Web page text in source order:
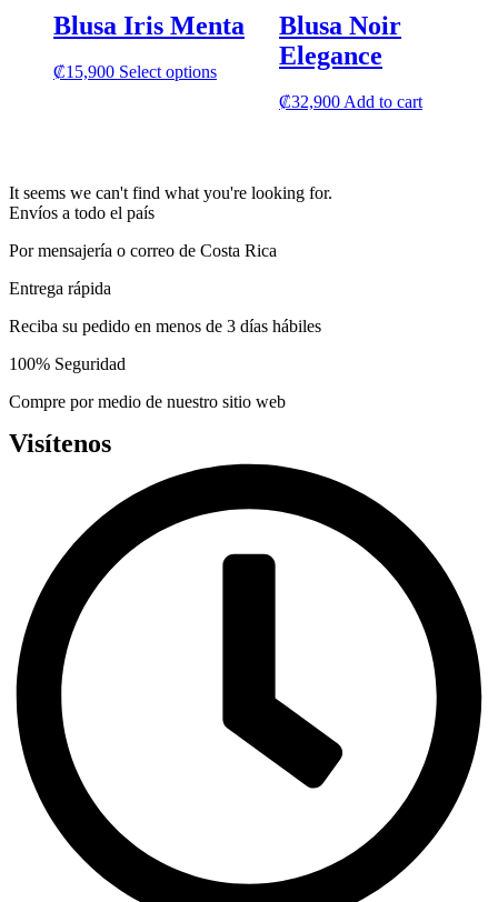
Blusa Iris Menta
₡15,900 Select optionsThis
options
chosen
page
Blusa Noir
Elegance
₡32,900Add to cart
It seems we can't find what you're looking for.
Envíos a todo el país
Por mensajería o correo de Costa Rica
Entrega rápida
Reciba su pedido en menos de 3 días hábiles
100% Seguridad
Compre por medio de nuestro sitio web
Visítenos